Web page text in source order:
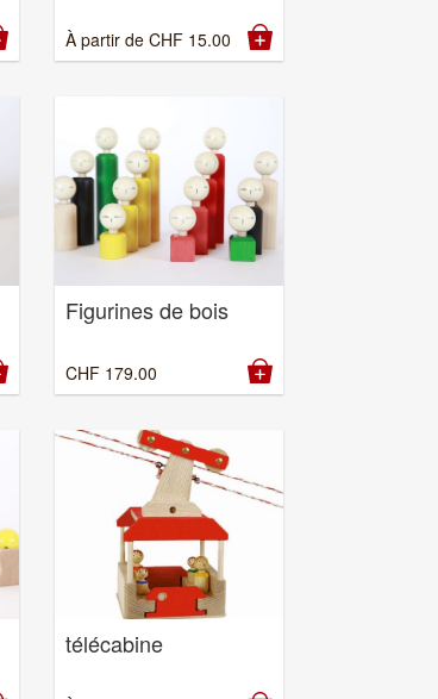
À partir de CHF15.00
Figurines de bois
CHF179.00
télécabine